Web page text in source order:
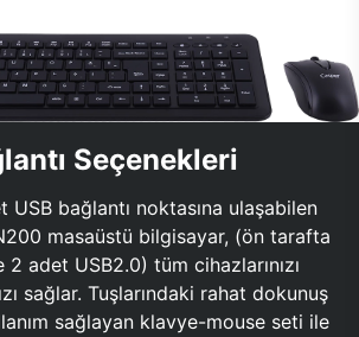
Seçenekleri
USB bağlantı noktasına ulaşabilen
masaüstü bilgisayar, (ön tarafta
adet USB2.0) tüm cihazlarınızı
sağlar. Tuşlarındaki rahat dokunuş
sağlayan klavye-mouse seti ile